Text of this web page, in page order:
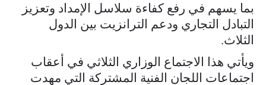
بما يسهم في رفع كفاءة سلاسل الإمداد وتعزيز
التبادل التجاري ودعم الترانزيت بين الدول
الثلاث.
ويأتي هذا الاجتماع الوزاري الثلاثي في أعقاب
اجتماعات اللجان الفنية المشتركة التي مهدت